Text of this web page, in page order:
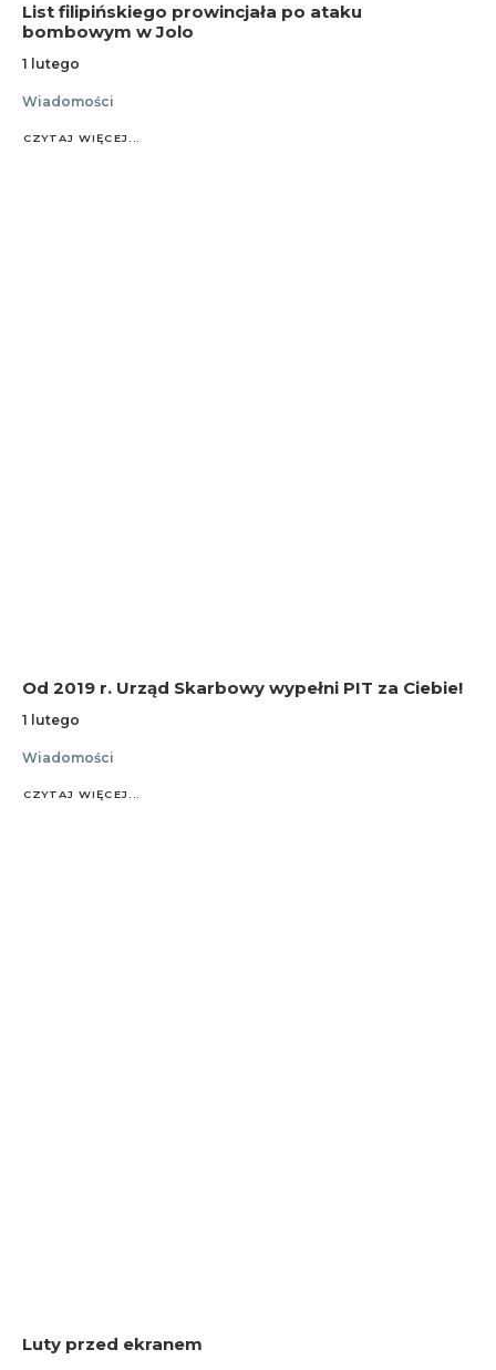
List filipińskiego prowincjała po ataku
bombowym w Jolo
1 lutego
Wiadomości
CZYTAJ WIĘCEJ...
Od 2019 r. Urząd Skarbowy wypełni PIT za Ciebie!
1 lutego
Wiadomości
CZYTAJ WIĘCEJ...
Luty przed ekranem